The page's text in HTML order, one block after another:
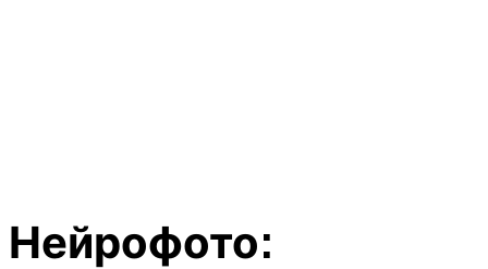
Нейрофото: